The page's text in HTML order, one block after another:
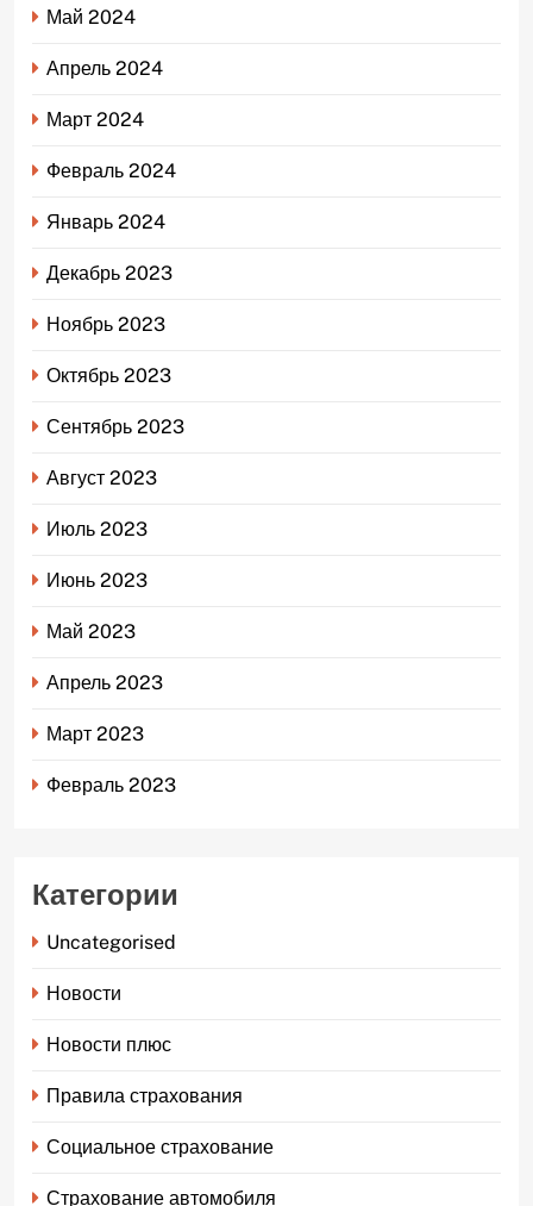
Май 2024
Апрель 2024
Март 2024
Февраль 2024
Январь 2024
Декабрь 2023
Ноябрь 2023
Октябрь 2023
Сентябрь 2023
Август 2023
Июль 2023
Июнь 2023
Май 2023
Апрель 2023
Март 2023
Февраль 2023
Категории
Uncategorised
Новости
Новости плюс
Правила страхования
Социальное страхование
Страхование автомобиля